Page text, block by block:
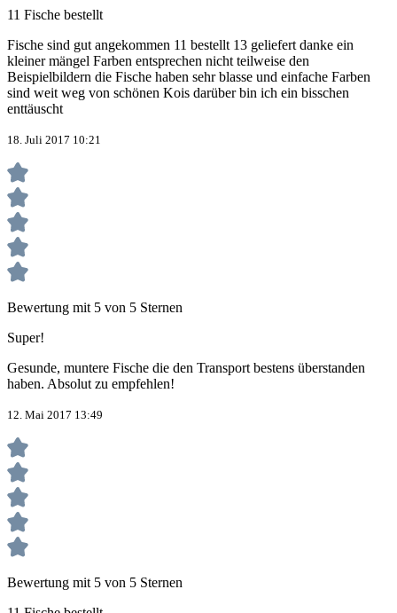
11 Fische bestellt
Fische sind gut angekommen 11 bestellt 13 geliefert danke ein
kleiner mängel Farben entsprechen nicht teilweise den
Beispielbildern die Fische haben sehr blasse und einfache Farben
sind weit weg von schönen Kois darüber bin ich ein bisschen
enttäuscht
18. Juli 2017 10:21
Bewertung mit 5 von 5 Sternen
Super!
Gesunde, muntere Fische die den Transport bestens überstanden
haben. Absolut zu empfehlen!
12. Mai 2017 13:49
Bewertung mit 5 von 5 Sternen